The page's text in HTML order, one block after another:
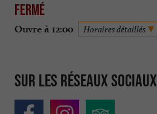
Fermé
Ouvre à 12:00 Horaires détaillés
Sur les réseaux sociaux